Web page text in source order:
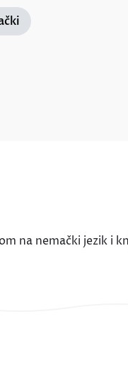
na nemački jezik i